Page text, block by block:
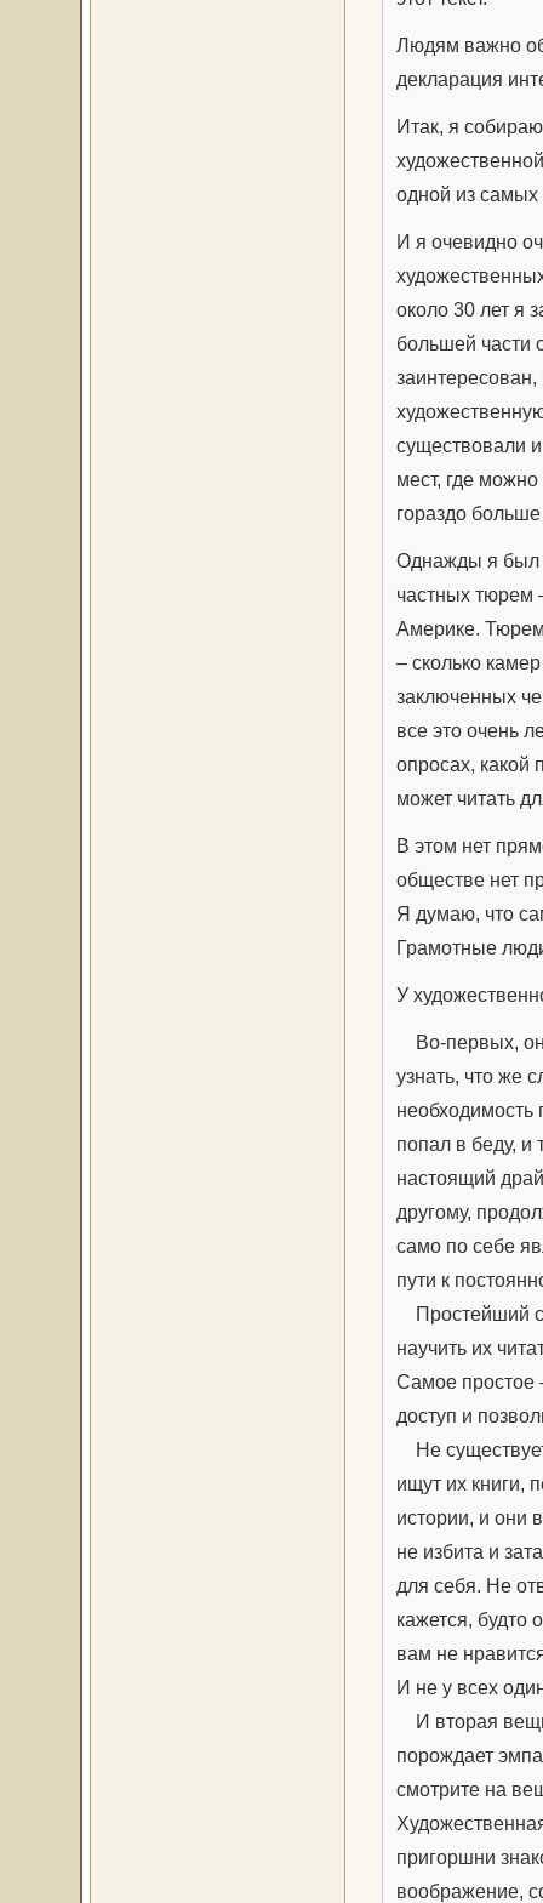
Людям важно
декларация
Итак, я
одной из
И я очевидно
около 30 лет я
большей части
существовали
мест, где можно
гораздо больше
Однажды я был
частных тюрем
Америке.
– сколько
заключенных
все это очень
опросах, какой
может читать
В этом нет
обществе нет
Я думаю, что
Грамотные
У
Во-первых,
узнать, что же
необходимость
попал в беду, и
настоящий
другому,
само по себе
пути к
Простейший
научить их
Самое простое
доступ и
Не
ищут их книги,
истории, и они
не избита и
для себя. Не
кажется, будто
вам не
И не у всех
И вторая
порождает
смотрите на
пригоршни
воображение,